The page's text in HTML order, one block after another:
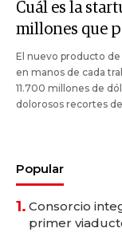
Cuál es la
millones que
El nuevo producto
en manos de cada
11.700 millones de
dolorosos recortes
Popular
1. Consorcio
primer